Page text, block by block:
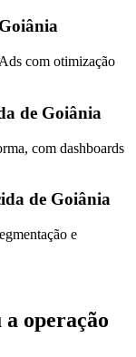
com otimização
de Goiânia
com dashboards
de Goiânia
e
operação